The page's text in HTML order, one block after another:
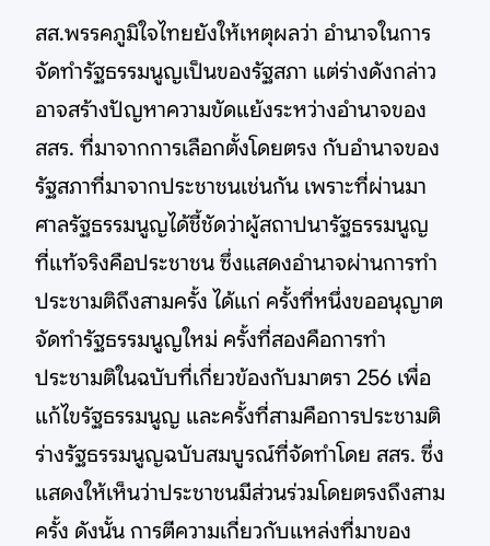
สส.พรรคภูมิใจไทยยังให้เหตุผลว่า อำนาจในการ
จัดทำรัฐธรรมนูญเป็นของรัฐสภา แต่ร่างดังกล่าว
อาจสร้างปัญหาความขัดแย้งระหว่างอำนาจของ
สสร. ที่มาจากการเลือกตั้งโดยตรง กับอำนาจของ
รัฐสภาที่มาจากประชาชนเช่นกัน เพราะที่ผ่านมา
ศาลรัฐธรรมนูญได้ชี้ชัดว่าผู้สถาปนารัฐธรรมนูญ
ที่แท้จริงคือประชาชน ซึ่งแสดงอำนาจผ่านการทำ
ประชามติถึงสามครั้ง ได้แก่ ครั้งที่หนึ่งขออนุญาต
จัดทำรัฐธรรมนูญใหม่ ครั้งที่สองคือการทำ
ประชามติในฉบับที่เกี่ยวข้องกับมาตรา 256 เพื่อ
แก้ไขรัฐธรรมนูญ และครั้งที่สามคือการประชามติ
ร่างรัฐธรรมนูญฉบับสมบูรณ์ที่จัดทำโดย สสร. ซึ่ง
แสดงให้เห็นว่าประชาชนมีส่วนร่วมโดยตรงถึงสาม
ครั้ง ดังนั้น การตีความเกี่ยวกับแหล่งที่มาของ